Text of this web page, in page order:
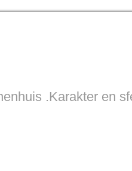
.Karakter en